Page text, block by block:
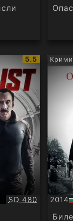
IMDb
рейтинг:
5.5
Качество:
SD 480 2014
БГ
аудио